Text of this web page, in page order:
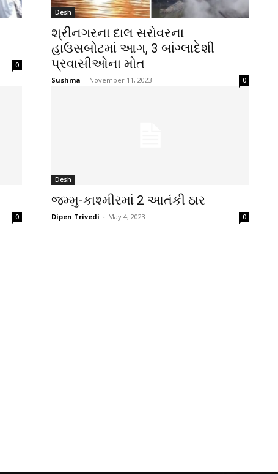
0
Desh
શ્રીનગરના દાલ સરોવરના
હાઉસબોટમાં આગ, 3 બાંગ્લાદેશી
પ્રવાસીઓના મોત
Sushma - November 11, 2023 0
0
Desh
જમ્મુ-કાશ્મીરમાં 2 આતંકી ઠાર
Dipen Trivedi - May 4, 2023 0